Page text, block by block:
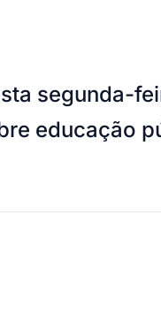
segunda-
educação